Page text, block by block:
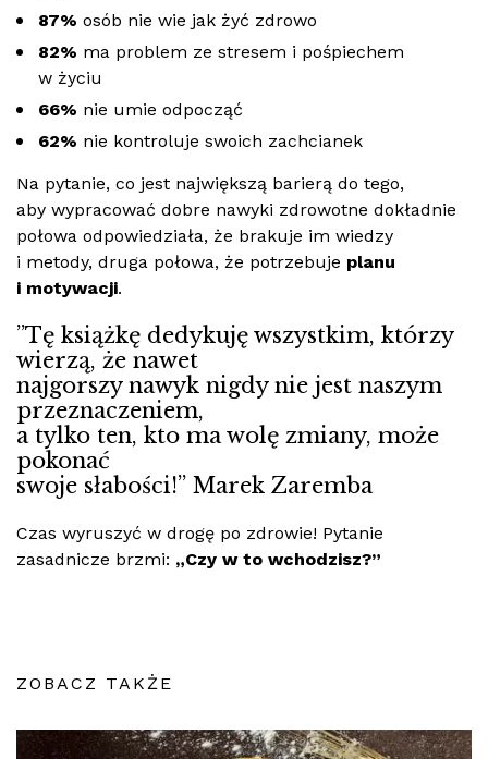
87% osób nie wie jak żyć zdrowo
82% ma problem ze stresem i pośpiechem
w życiu
66% nie umie odpocząć
62% nie kontroluje swoich zachcianek
Na pytanie, co jest największą barierą do tego,
aby wypracować dobre nawyki zdrowotne dokładnie
połowa odpowiedziała, że brakuje im wiedzy
i metody, druga połowa, że potrzebuje planu
i motywacji.
”Tę książkę dedykuję wszystkim, którzy
wierzą, że nawet
najgorszy nawyk nigdy nie jest naszym
przeznaczeniem,
a tylko ten, kto ma wolę zmiany, może
pokonać
swoje słabości!” Marek Zaremba
Czas wyruszyć w drogę po zdrowie! Pytanie
zasadnicze brzmi: „Czy w to wchodzisz?”
ZOBACZ TAKŻE